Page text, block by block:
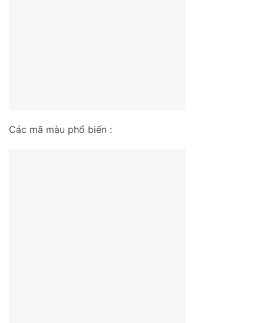
Các mã màu phổ biến :